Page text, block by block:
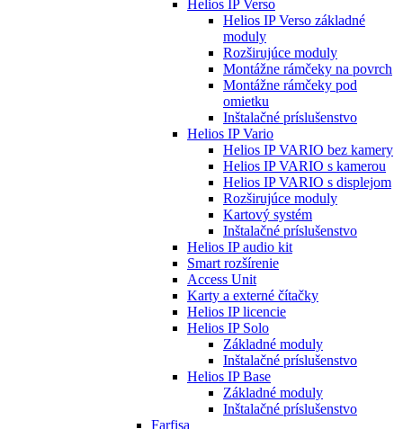
Helios IP Verso
Helios IP Verso základné
moduly
Rozširujúce moduly
Montážne rámčeky na povrch
Montážne rámčeky pod
omietku
Inštalačné príslušenstvo
Helios IP Vario
Helios IP VARIO bez kamery
Helios IP VARIO s kamerou
Helios IP VARIO s displejom
Rozširujúce moduly
Kartový systém
Inštalačné príslušenstvo
Helios IP audio kit
Smart rozšírenie
Access Unit
Karty a externé čítačky
Helios IP licencie
Helios IP Solo
Základné moduly
Inštalačné príslušenstvo
Helios IP Base
Základné moduly
Inštalačné príslušenstvo
Farfisa